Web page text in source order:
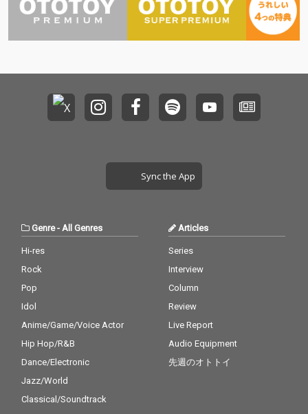
Sync the App
Genre- All Genres
Hi-res
Rock
Pop
Idol
Anime/Game/Voice Actor
Hip Hop/R&B
Dance/Electronic
Jazz/World
Classical/Soundtrack
Articles
Series
Interview
Column
Review
Live Report
Audio Equipment
先週のオトトイ